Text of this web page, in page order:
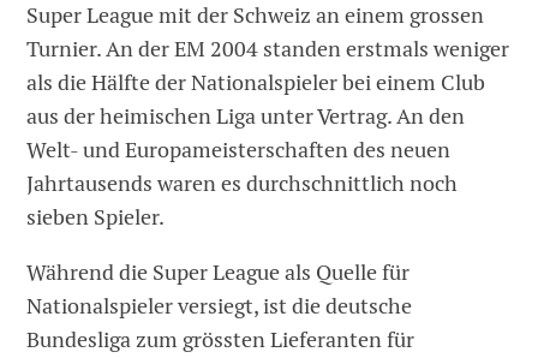
Super League mit der Schweiz an einem grossen
Turnier. An der EM 2004 standen erstmals weniger
als die Hälfte der Nationalspieler bei einem Club
aus der heimischen Liga unter Vertrag. An den
Welt- und Europameisterschaften des neuen
Jahrtausends waren es durchschnittlich noch
sieben Spieler.
Während die Super League als Quelle für
Nationalspieler versiegt, ist die deutsche
Bundesliga zum grössten Lieferanten für